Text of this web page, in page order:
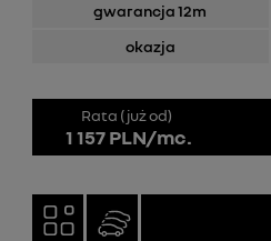
gwarancja 12m
okazja
Rata (już od)
1 157 PLN/mc.